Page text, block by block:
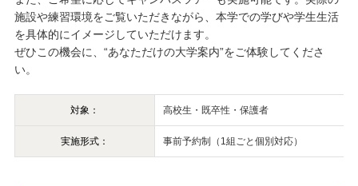
施設や練習環境をご覧いただきながら、本学での学びや学生生活
を具体的にイメージしていただけます。
ぜひこの機会に、“あなただけの大学案内”をご体験してくださ
い。
対象： 高校生・既卒性・保護者
実施形式： 事前予約制（1組ごと個別対応）